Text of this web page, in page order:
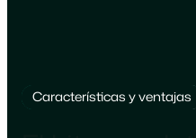
Características y ventajas